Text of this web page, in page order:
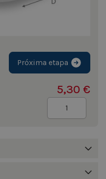
Próxima etapa
5,30 €
Quantidade